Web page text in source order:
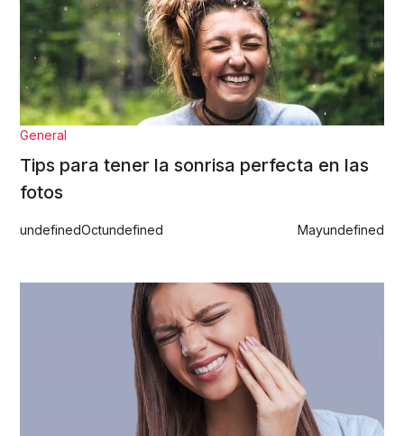
General
Tips para tener la sonrisa perfecta en las
fotos
undefinedOctundefined Mayundefined